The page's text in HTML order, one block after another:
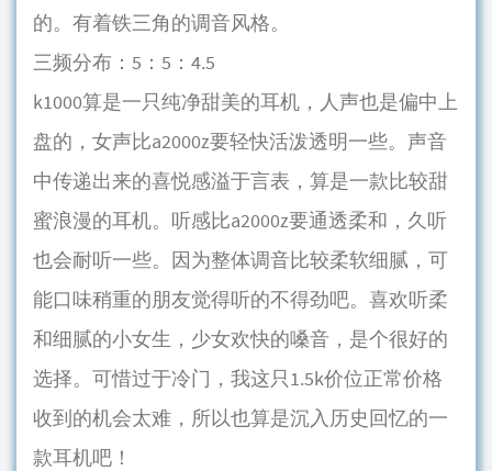
的。有着铁三角的调音风格。
三频分布：5：5：4.5
k1000算是一只纯净甜美的耳机，人声也是偏中上
盘的，女声比a2000z要轻快活泼透明一些。声音
中传递出来的喜悦感溢于言表，算是一款比较甜
蜜浪漫的耳机。听感比a2000z要通透柔和，久听
也会耐听一些。因为整体调音比较柔软细腻，可
能口味稍重的朋友觉得听的不得劲吧。喜欢听柔
和细腻的小女生，少女欢快的嗓音，是个很好的
选择。可惜过于冷门，我这只1.5k价位正常价格
收到的机会太难，所以也算是沉入历史回忆的一
款耳机吧！